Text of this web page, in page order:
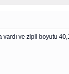
ve zipli boyutu